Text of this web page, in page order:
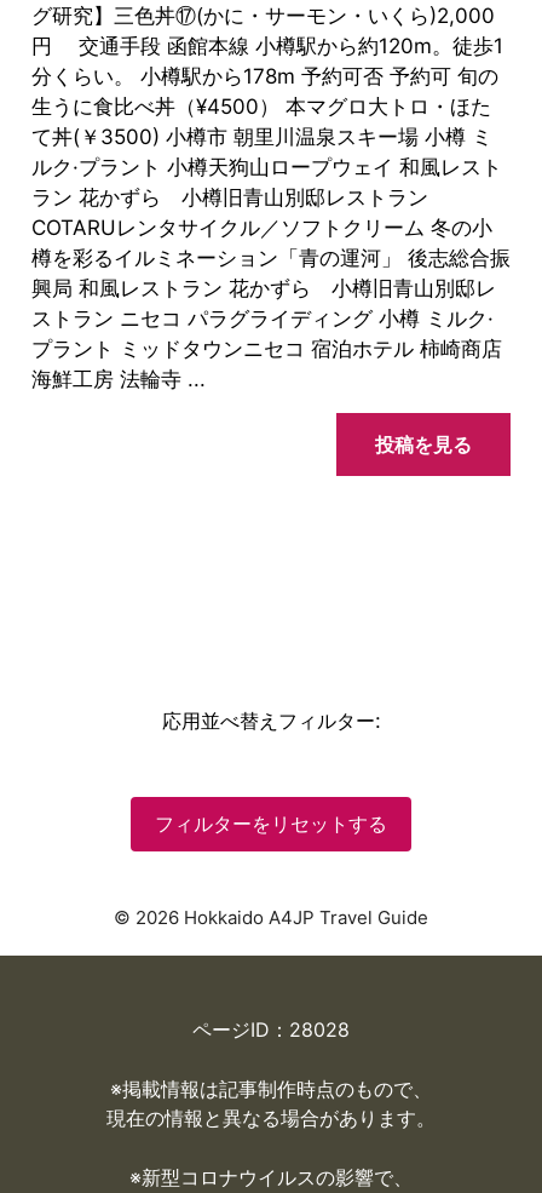
グ研究】三色丼⑰(かに・サーモン・いくら)2,000
円 交通手段 函館本線 小樽駅から約120m。徒歩1
分くらい。 小樽駅から178m 予約可否 予約可 旬の
生うに食比べ丼（¥4500） 本マグロ大トロ・ほた
て丼(￥3500) 小樽市 朝里川温泉スキー場 小樽 ミ
ルク·プラント 小樽天狗山ロープウェイ 和風レスト
ラン 花かずら 小樽旧青山別邸レストラン
COTARUレンタサイクル／ソフトクリーム 冬の小
樽を彩るイルミネーション「青の運河」 後志総合振
興局 和風レストラン 花かずら 小樽旧青山別邸レ
ストラン ニセコ パラグライディング 小樽 ミルク·
プラント ミッドタウンニセコ 宿泊ホテル 柿崎商店
海鮮工房 法輪寺 ...
投稿を見る
応用並べ替えフィルター:
フィルターをリセットする
© 2026 Hokkaido A4JP Travel Guide
ページID：28028
※掲載情報は記事制作時点のもので、
現在の情報と異なる場合があります。
※新型コロナウイルスの影響で、